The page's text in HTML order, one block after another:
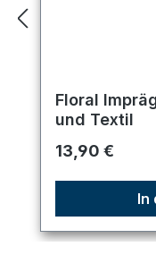
Floral
und Textil
Regulärer
13,90 €
In